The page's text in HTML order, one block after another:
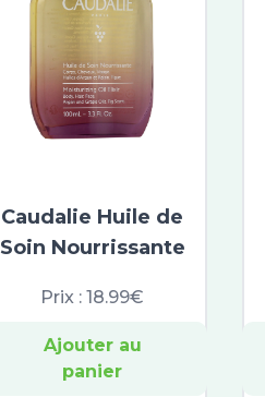
Caudalie Huile de
Soin Nourrissante
Prix :18.99€
Ajouter au
panier